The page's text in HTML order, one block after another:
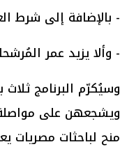
- بالإضافة إلى شرط
- وألا يزيد عمر المُرشحات عن 35 عامًا بحلول
وسيُكرّم البرنامج
ويشجعهن على
منح لباحثات مصريات